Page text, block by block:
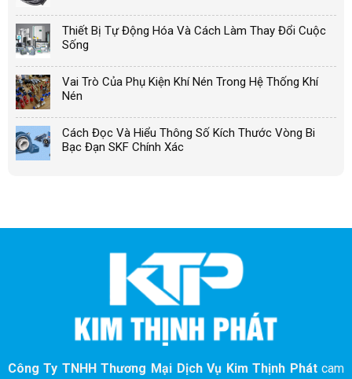
Thiết Bị Tự Động Hóa Và Cách Làm Thay Đổi Cuộc
Sống
Vai Trò Của Phụ Kiện Khí Nén Trong Hệ Thống Khí
Nén
Cách Đọc Và Hiểu Thông Số Kích Thước Vòng Bi
Bạc Đạn SKF Chính Xác
Công Ty TNHH Thương Mại Dịch Vụ Kim Thịnh Phátcam